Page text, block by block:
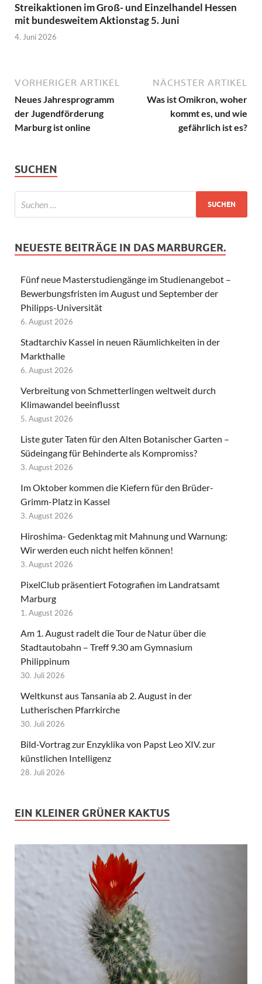
Streikaktionen im Groß- und Einzelhandel Hessen
mit bundesweitem Aktionstag 5. Juni
4. Juni 2026
VORHERIGER ARTIKEL
Neues Jahresprogramm
der Jugendförderung
Marburg ist online
NÄCHSTER ARTIKEL
Was ist Omikron, woher
kommt es, und wie
gefährlich ist es?
SUCHEN
NEUESTE BEITRÄGE IN DAS MARBURGER.
Fünf neue Masterstudiengänge im Studienangebot –
Bewerbungsfristen im August und September der
Philipps-Universität
6. August 2026
Stadtarchiv Kassel in neuen Räumlichkeiten in der
Markthalle
6. August 2026
Verbreitung von Schmetterlingen weltweit durch
Klimawandel beeinflusst
5. August 2026
Liste guter Taten für den Alten Botanischer Garten –
Südeingang für Behinderte als Kompromiss?
3. August 2026
Im Oktober kommen die Kiefern für den Brüder-
Grimm-Platz in Kassel
3. August 2026
Hiroshima- Gedenktag mit Mahnung und Warnung:
Wir werden euch nicht helfen können!
3. August 2026
PixelClub präsentiert Fotografien im Landratsamt
Marburg
1. August 2026
Am 1. August radelt die Tour de Natur über die
Stadtautobahn – Treff 9.30 am Gymnasium
Philippinum
30. Juli 2026
Weltkunst aus Tansania ab 2. August in der
Lutherischen Pfarrkirche
30. Juli 2026
Bild-Vortrag zur Enzyklika von Papst Leo XIV. zur
künstlichen Intelligenz
28. Juli 2026
EIN KLEINER GRÜNER KAKTUS